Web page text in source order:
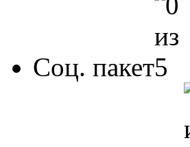
Соц. пакет